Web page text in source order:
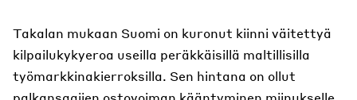
Takalan mukaan Suomi on kuronut kiinni väitettyä
kilpailukykyeroa useilla peräkkäisillä maltillisilla
työmarkkinakierroksilla. Sen hintana on ollut